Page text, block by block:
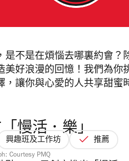
是不是在煩惱去哪裏約會？
美好浪漫的回憶！我們為你
，讓你與心愛的人共享甜蜜
慢活．樂」
興趣班及工作坊 推薦
Courtesy PMQ